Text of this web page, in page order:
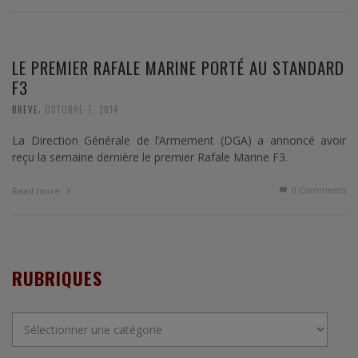
LE PREMIER RAFALE MARINE PORTÉ AU STANDARD
F3
BREVE OCTOBRE 7, 2014
La Direction Générale de l’Armement (DGA) a annoncé avoir
reçu la semaine dernière le premier Rafale Marine F3.
Read more 0 Comments
RUBRIQUES